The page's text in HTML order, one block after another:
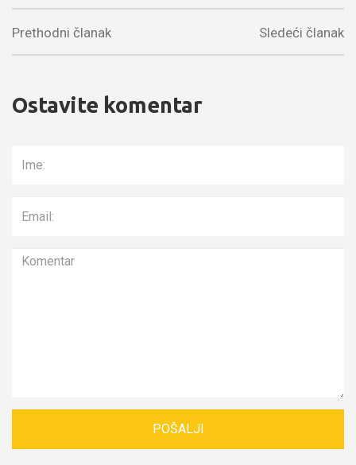
Sledeći članak
Prethodni članak
Ostavite komentar